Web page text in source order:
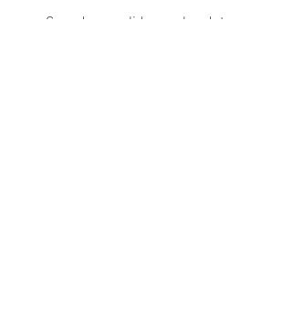
Cuando se valide que los datos